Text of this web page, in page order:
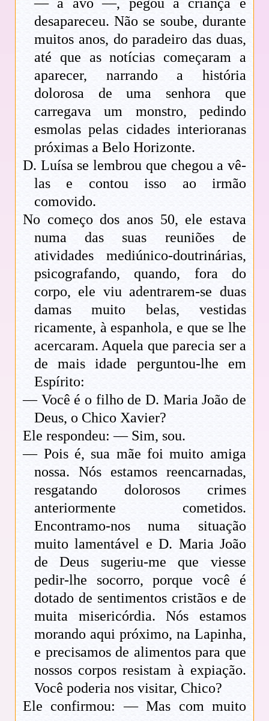
desapareceu. Não se soube, durante
muitos anos, do paradeiro das duas,
até que as notícias começaram a
aparecer, narrando a história
dolorosa de uma senhora que
carregava um monstro, pedindo
esmolas pelas cidades interioranas
próximas a Belo Horizonte.
D. Luísa se lembrou que chegou a vê-
las e contou isso ao irmão
comovido.
No começo dos anos 50, ele estava
numa das suas reuniões de
atividades mediúnico-doutrinárias,
psicografando, quando, fora do
corpo, ele viu adentrarem-se duas
damas muito belas, vestidas
ricamente, à espanhola, e que se lhe
acercaram. Aquela que parecia ser a
de mais idade perguntou-lhe em
Espírito:
— Você é o filho de D. Maria João de
Deus, o Chico Xavier?
Ele respondeu: — Sim, sou.
— Pois é, sua mãe foi muito amiga
nossa. Nós estamos reencarnadas,
resgatando dolorosos crimes
anteriormente cometidos.
Encontramo-nos numa situação
muito lamentável e D. Maria João
de Deus sugeriu-me que viesse
pedir-lhe socorro, porque você é
dotado de sentimentos cristãos e de
muita misericórdia. Nós estamos
morando aqui próximo, na Lapinha,
e precisamos de alimentos para que
nossos corpos resistam à expiação.
Você poderia nos visitar, Chico?
Ele confirmou: — Mas com muito